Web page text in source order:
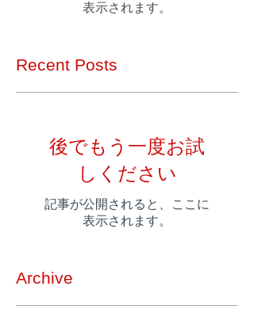
表示されます。
Recent Posts
後でもう一度お試
しください
記事が公開されると、ここに
表示されます。
Archive